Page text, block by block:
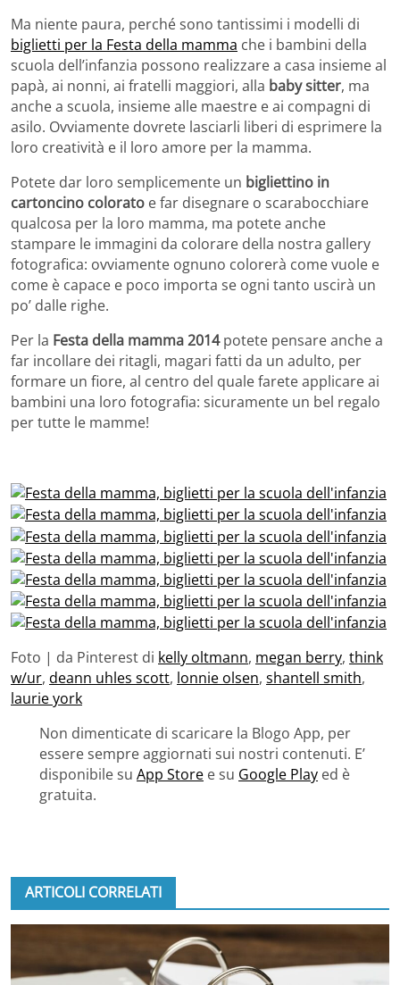
Ma niente paura, perché sono tantissimi i modelli di
biglietti per la Festa della mamma che i bambini della
scuola dell’infanzia possono realizzare a casa insieme al
papà, ai nonni, ai fratelli maggiori, alla baby sitter, ma
anche a scuola, insieme alle maestre e ai compagni di
asilo. Ovviamente dovrete lasciarli liberi di esprimere la
loro creatività e il loro amore per la mamma.
Potete dar loro semplicemente un bigliettino in
cartoncino colorato e far disegnare o scarabocchiare
qualcosa per la loro mamma, ma potete anche
stampare le immagini da colorare della nostra gallery
fotografica: ovviamente ognuno colorerà come vuole e
come è capace e poco importa se ogni tanto uscirà un
po’ dalle righe.
Per la Festa della mamma 2014potete pensare anche a
far incollare dei ritagli, magari fatti da un adulto, per
formare un fiore, al centro del quale farete applicare ai
bambini una loro fotografia: sicuramente un bel regalo
per tutte le mamme!
Foto | da Pinterest di kelly oltmann, megan berry, think
w/ur, deann uhles scott, lonnie olsen, shantell smith,
laurie york
Non dimenticate di scaricare la Blogo App, per
essere sempre aggiornati sui nostri contenuti. E’
disponibile su App Store e su Google Play ed è
gratuita.
ARTICOLI CORRELATI